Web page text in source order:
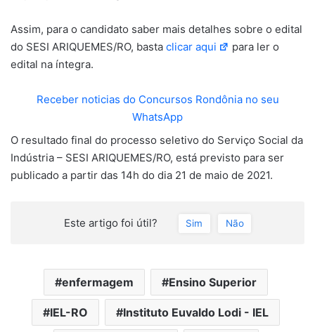
Assim, para o candidato saber mais detalhes sobre o edital
do SESI ARIQUEMES/RO, basta clicar aqui
para ler o
edital na íntegra.
Receber noticias do Concursos Rondônia no seu
WhatsApp
O resultado final do processo seletivo do Serviço Social da
Indústria – SESI ARIQUEMES/RO, está previsto para ser
publicado a partir das 14h do dia 21 de maio de 2021.
Este artigo foi útil? Sim Não
enfermagem Ensino Superior
IEL-RO Instituto Euvaldo Lodi - IEL